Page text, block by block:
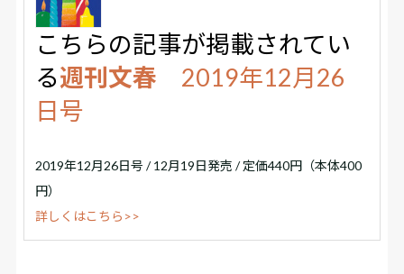
こちらの記事が掲載されてい
る週刊文春 2019年12月26
日号
2019年12月26日号 / 12月19日発売 / 定価440円（本体400
円）
詳しくはこちら>>